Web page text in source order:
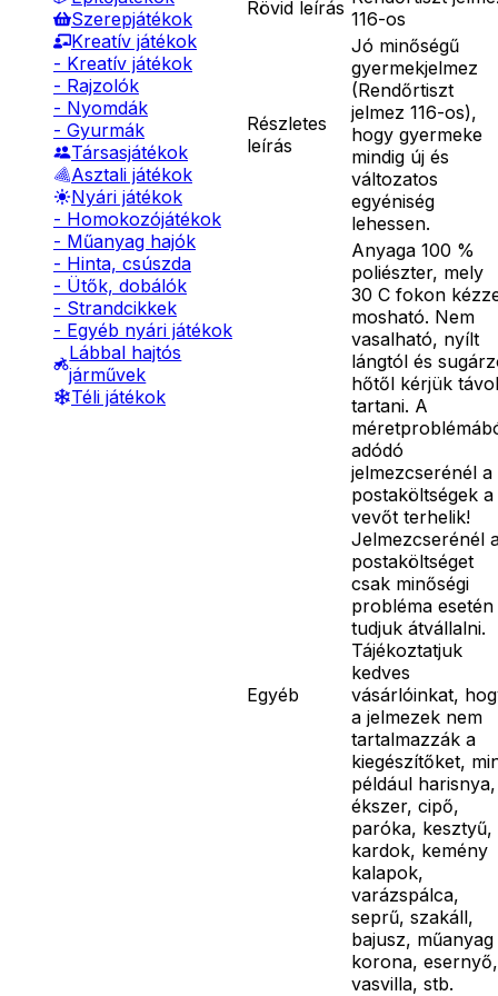
Szerepjátékok
Kreatív játékok
- Kreatív játékok
- Rajzolók
- Nyomdák
- Gyurmák
Társasjátékok
Asztali játékok
Nyári játékok
- Homokozójátékok
- Műanyag hajók
- Hinta, csúszda
- Ütők, dobálók
- Strandcikkek
- Egyéb nyári játékok
Lábbal hajtós
járművek
Téli játékok
Rövid leírás 116-os
Részletes
leírás
Jó minőségű
gyermekjelmez
(Rendőrtiszt
jelmez 116-os),
hogy gyermeke
mindig új és
változatos
egyéniség
lehessen.
Egyéb
Anyaga 100 %
poliészter, mely
30 C fokon
mosható. Nem
vasalható, nyílt
lángtól és
hőtől kérjük távol
tartani. A
adódó
jelmezcserénél a
postaköltségek a
vevőt terhelik!
Jelmezcserénél
postaköltséget
csak minőségi
probléma esetén
tudjuk átvállalni.
Tájékoztatjuk
kedves
vásárlóinkat,
a jelmezek nem
tartalmazzák a
kiegészítőket,
például harisnya,
ékszer, cipő,
paróka, kesztyű,
kardok, kemény
kalapok,
varázspálca,
seprű, szakáll,
bajusz, műanyag
korona, esernyő,
vasvilla, stb.